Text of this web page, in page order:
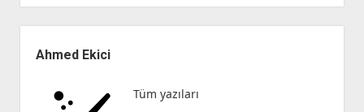
(4)
Menü
Ahmed Ekici
Tüm yazıları